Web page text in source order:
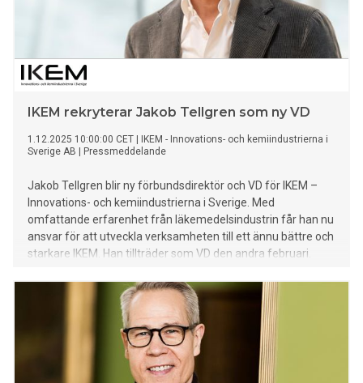
IKEM rekryterar Jakob Tellgren som ny VD
1.12.2025 10:00:00 CET
IKEM - Innovations- och kemiindustrierna i
Sverige AB
Pressmeddelande
Jakob Tellgren blir ny förbundsdirektör och VD för IKEM –
Innovations- och kemiindustrierna i Sverige. Med
omfattande erfarenhet från läkemedelsindustrin får han nu
ansvar för att utveckla verksamheten till ett ännu bättre och
starkare IKEM. Han tillträder som VD den andra februari.